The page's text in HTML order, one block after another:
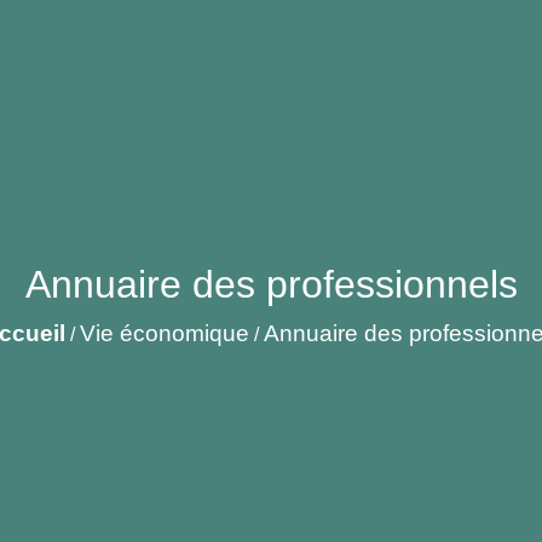
Annuaire des professionnels
/Vie économique /Annuaire des